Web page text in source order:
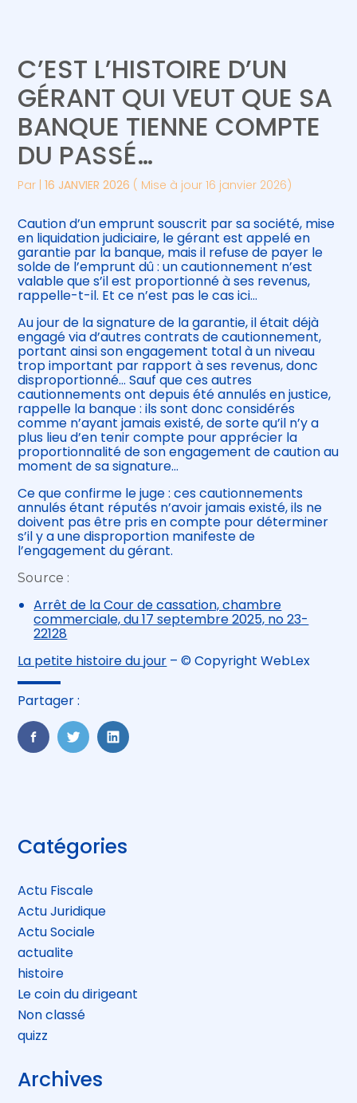
Gérer votre quotidien
Piloter votre entreprise
Développer votre entreprise
Être prêt pour la facturation
électronique
Suivre votre comptabilité
Gérer vos ressources humaines
C’EST L’HISTOIRE D’UN
GÉRANT QUI VEUT QUE SA
BANQUE TIENNE COMPTE
DU PASSÉ…
Par |16 JANVIER 2026 ( Mise à jour 16 janvier 2026)
Caution d’un emprunt souscrit par sa société, mise
en liquidation judiciaire, le gérant est appelé en
garantie par la banque, mais il refuse de payer le
solde de l’emprunt dû : un cautionnement n’est
valable que s’il est proportionné à ses revenus,
rappelle-t-il. Et ce n’est pas le cas ici…
Au jour de la signature de la garantie, il était déjà
engagé via d’autres contrats de cautionnement,
portant ainsi son engagement total à un niveau
trop important par rapport à ses revenus, donc
disproportionné… Sauf que ces autres
cautionnements ont depuis été annulés en justice,
rappelle la banque : ils sont donc considérés
comme n’ayant jamais existé, de sorte qu’il n’y a
plus lieu d’en tenir compte pour apprécier la
proportionnalité de son engagement de caution au
moment de sa signature…
Ce que confirme le juge : ces cautionnements
annulés étant réputés n’avoir jamais existé, ils ne
doivent pas être pris en compte pour déterminer
s’il y a une disproportion manifeste de
l’engagement du gérant.
Source :
Arrêt de la Cour de cassation, chambre
commerciale, du 17 septembre 2025, no 23-
22128
La petite histoire du jour – © Copyright WebLex
Partager :
FaceBook
TwitterLinkedIn
Blog
sidebar
Catégories
Actu Fiscale
Actu Juridique
Actu Sociale
actualite
histoire
Le coin du dirigeant
Non classé
quizz
Archives